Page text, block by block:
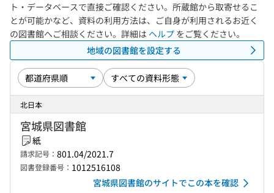
ト・データベースで直接ご確認ください。所蔵館から取寄せるこ
とが可能かなど、資料の利用方法は、ご自身が利用されるお近く
の図書館へご相談ください。詳細は ヘルプ をご覧ください。
地域の図書館を設定する
北日本
宮城県図書館
紙
請求記号： 801.04/2021.7
図書登録番号： 1012516108
宮城県図書館のサイトでこの本を確認